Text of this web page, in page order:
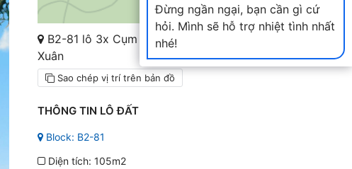
B2-81 lô 3x Cụm B2-6X đến 10X Nam Hòa
Xuân
Sao chép vị trí trên bản đồ
THÔNG TIN LÔ ĐẤT
Block: B2-81
Diện tích: 105m2
Đừng ngần ngại, bạn cần gì cứ
hỏi. Mình sẽ hỗ trợ nhiệt tình nhất
nhé!